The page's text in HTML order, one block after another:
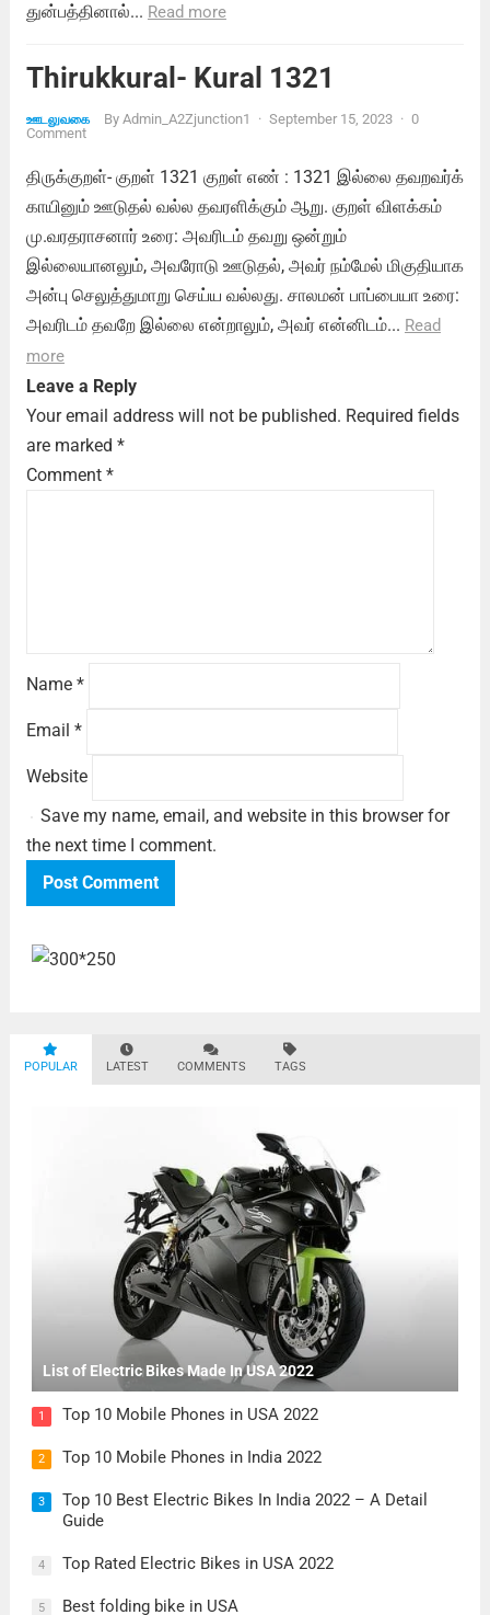
துன்பத்தினால்... Read more
Thirukkural- Kural 1321
ஊடலுவகை By Admin_A2Zjunction1 · September 15, 2023 · 0
Comment
திருக்குறள்- குறள் 1321 குறள் எண் : 1321 இல்லை தவறவர்க்
காயினும் ஊடுதல் வல்ல தவரளிக்கும் ஆறு. குறள் விளக்கம்
மு.வரதராசனார் உரை: அவரிடம் தவறு ஒன்றும்
இல்லையானலும், அவரோடு ஊடுதல், அவர் நம்மேல் மிகுதியாக
அன்பு செலுத்துமாறு செய்ய வல்லது. சாலமன் பாப்பையா உரை:
அவரிடம் தவறே இல்லை என்றாலும், அவர் என்னிடம்... Read
more
Leave a Reply
Your email address will not be published. Required fields
are marked *
Comment *
Name *
Email *
Website
Save my name, email, and website in this browser for
the next time I comment.
POPULAR LATEST COMMENTS TAGS
List of Electric Bikes Made In USA 2022
1 Top 10 Mobile Phones in USA 2022
2 Top 10 Mobile Phones in India 2022
3
Top 10 Best Electric Bikes In India 2022 – A Detail
Guide
4 Top Rated Electric Bikes in USA 2022
5 Best folding bike in USA